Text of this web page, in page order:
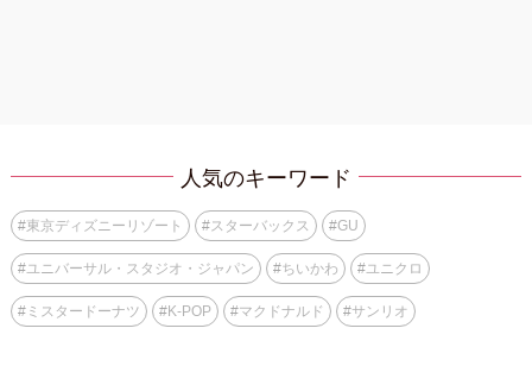
人気のキーワード
#東京ディズニーリゾート #スターバックス #GU
#ユニバーサル・スタジオ・ジャパン #ちいかわ #ユニクロ
#ミスタードーナツ #K-POP #マクドナルド #サンリオ